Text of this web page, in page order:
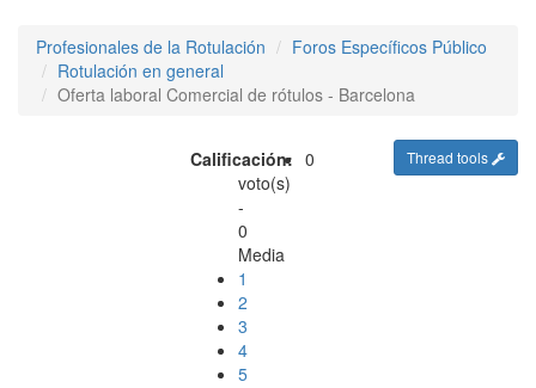
Profesionales de la Rotulación
Foros Específicos Público
Rotulación en general
Oferta laboral Comercial de rótulos - Barcelona
Thread tools
Calificación: 0
voto(s)
-
0
Media
1
2
3
4
5